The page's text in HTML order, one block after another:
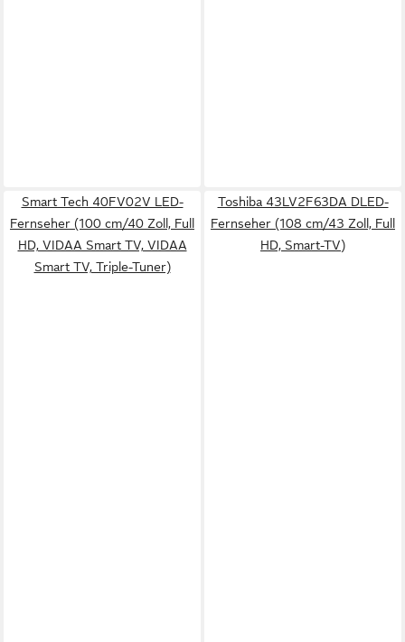
Smart Tech 40FV02V LED-
Fernseher (100 cm/40 Zoll, Full
HD, VIDAA Smart TV, VIDAA
Smart TV, Triple-Tuner)
Toshiba 43LV2F63DA DLED-
Fernseher (108 cm/43 Zoll, Full
HD, Smart-TV)